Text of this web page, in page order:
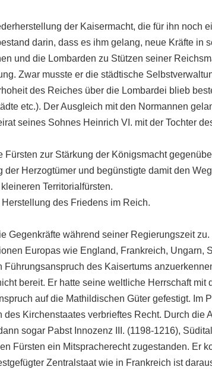
der Kaisermacht, die für ihn noch
darin, dass es ihm gelang, neue Kräfte in
und die Lombarden zu Stützen seiner
Zwar musste er die städtische
des Reiches über die Lombardei blieb
etc.). Der Ausgleich mit den Normannen
seines Sohnes Heinrich VI. mit der Tochter
Fürsten zur Stärkung der Königsmacht
der Herzogtümer und begünstigte damit den
Territorialfürsten.
des Friedens im Reich.
Gegenkräfte während seiner Regierungszeit zu.
Europas wie England, Frankreich, Ungarn,
Führungsanspruch des Kaisertums
bereit. Er hatte seine weltliche Herrschaft mit
auf die Mathildischen Güter gefestigt. Im
des Kirchenstaates verbrieftes Recht. Durch die
sogar Pabst Innozenz III. (1198-1216),
Fürsten ein Mitspracherecht zugestanden. Er
Zentralstaat wie in Frankreich ist